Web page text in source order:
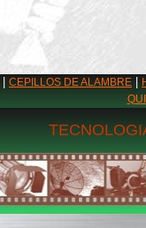
CEPILLOS DE ALAMBRE